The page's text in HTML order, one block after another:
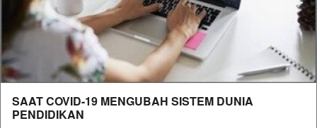
SAAT COVID-19 MENGUBAH SISTEM DUNIA
PENDIDIKAN